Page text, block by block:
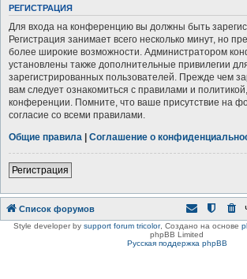
РЕГИСТРАЦИЯ
Для входа на конференцию вы должны быть
Регистрация занимает всего несколько минут, но
более широкие возможности. Администратором
установлены также дополнительные привилегии
зарегистрированных пользователей. Прежде чем
вам следует ознакомиться с правилами и
конференции. Помните, что ваше присутствие на
согласие со всеми правилами.
Общие правила | Соглашение о
Регистрация
Список форумов
Style developer by support forum tricolor, Создано на основе
phpBB Limited
Русская поддержка phpBB